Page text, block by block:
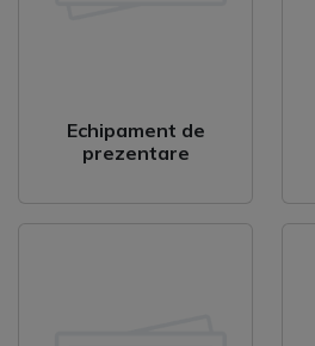
Echipament de
prezentare